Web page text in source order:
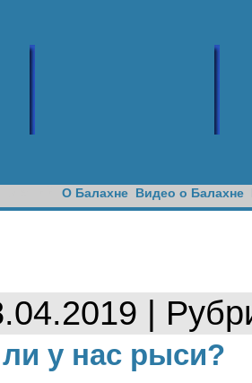
О Балахне Видео о Балахне
|
у нас рыси?